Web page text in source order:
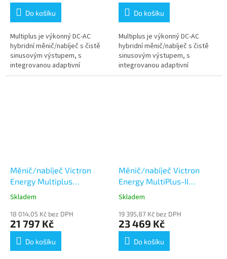
Do košíku
Multiplus je výkonný DC-AC
hybridní měnič/nabíječ s čistě
sinusovým výstupem, s
integrovanou adaptivní
nabíječkou baterií a ultra
Do košíku
Multiplus je výkonný DC-AC
hybridní měnič/nabíječ s čistě
sinusovým výstupem, s
integrovanou adaptivní
nabíječkou baterií a ultra
Měnič/nabíječ Victron
Energy Multiplus
24V/2000VA/50A-32A
Skladem
18 014,05 Kč bez DPH
21 797 Kč
Do košíku
Měnič/nabíječ Victron
Energy MultiPlus-II
24V/3000VA/70A-32A
Skladem
19 395,87 Kč bez DPH
23 469 Kč
Do košíku